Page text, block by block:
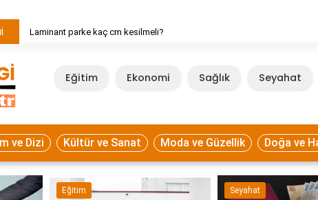
Laminant parke kaç cm kesilmeli?
Eğitim Ekonomi Sağlık Seyahat
ve Dizi Kültür ve Sanat Moda ve Güzellik Doğa ve
Seyahat Seyahat